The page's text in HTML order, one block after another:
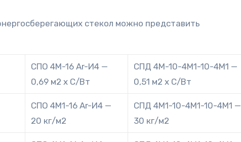
стекол можно представить
СПО 4М-16 Ar-И4 —
0,69 м2 х C/Вт
СПД 4М-10-4М1-10-4М1 —
0,51 м2 х C/Вт
СПО 4М1-16 Ar-И4 —
20 кг/м2
СПД 4М1-10-4М1-10-4М1 —
30 кг/м2